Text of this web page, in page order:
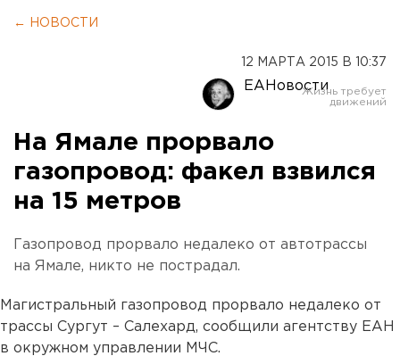
← НОВОСТИ
12 МАРТА 2015 В 10:37
ЕАНовости
На Ямале прорвало
газопровод: факел взвился
на 15 метров
Газопровод прорвало недалеко от автотрассы
на Ямале, никто не пострадал.
Магистральный газопровод прорвало недалеко от
трассы Сургут – Салехард, сообщили агентству ЕАН
в окружном управлении МЧС.